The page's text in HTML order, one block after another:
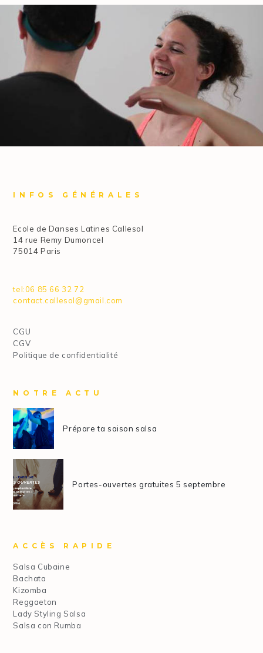
INFOS GÉNÉRALES
Ecole de Danses Latines Callesol
14 rue Remy Dumoncel
75014 Paris
tel:06 85 66 32 72
contact.callesol@gmail.com
CGU
CGV
Politique de confidentialité
NOTRE ACTU
Prépare ta saison salsa
Portes-ouvertes gratuites 5 septembre
ACCÈS RAPIDE
Salsa Cubaine
Bachata
Kizomba
Reggaeton
Lady Styling Salsa
Salsa con Rumba